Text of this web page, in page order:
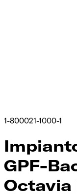
1-800021-1000-1
GPF-
Octavia